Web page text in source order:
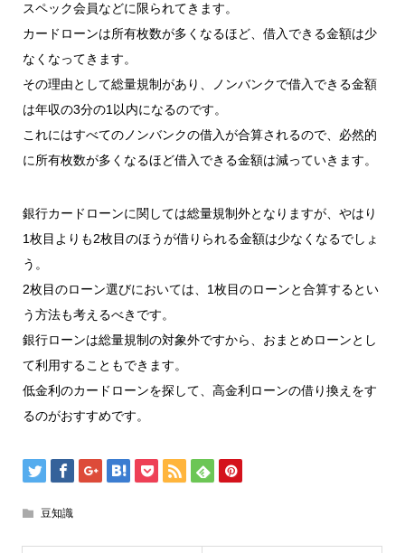
スペック会員などに限られてきます。
カードローンは所有枚数が多くなるほど、借入できる金額は少
なくなってきます。
その理由として総量規制があり、ノンバンクで借入できる金額
は年収の3分の1以内になるのです。
これにはすべてのノンバンクの借入が合算されるので、必然的
に所有枚数が多くなるほど借入できる金額は減っていきます。
銀行カードローンに関しては総量規制外となりますが、やはり
1枚目よりも2枚目のほうが借りられる金額は少なくなるでしょ
う。
2枚目のローン選びにおいては、1枚目のローンと合算するとい
う方法も考えるべきです。
銀行ローンは総量規制の対象外ですから、おまとめローンとし
て利用することもできます。
低金利のカードローンを探して、高金利ローンの借り換えをす
るのがおすすめです。
豆知識